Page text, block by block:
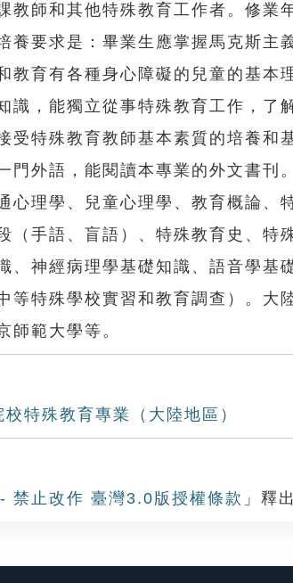
教師和其他特殊教育工作者。修業
養要求是：畢業生應掌握馬克斯主
教育有各種身心障礙的兒童的基本
識，能獨立從事特殊教育工作，了
受特殊教育教師基本素質的培養和
門外語，能閱讀本專業的外文書刊。
理學、兒童心理學、教育概論、
（手語、盲語）、特殊教育史、特
、神經病理學基礎知識、語音學基
等特殊學校實習和教育調查）。大
師範大學等。
特殊教育專業（大陸地區）
禁止改作 臺灣3.0版授權條款 」釋出